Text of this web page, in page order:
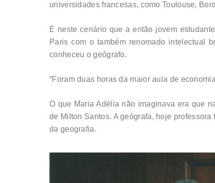
universidades francesas, como Toulouse,
É neste cenário que a então jovem
Paris com o também renomado intelectual
conheceu o geógrafo.
“Foram duas horas da maior aula de
O que Maria Adélia não imaginava era que
de Milton Santos. A geógrafa, hoje
da geografia.